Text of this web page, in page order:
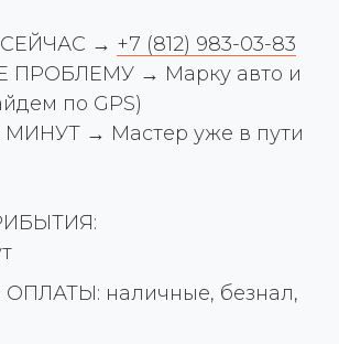
СЕЙЧАС → +7 (812) 983-03-83
ПРОБЛЕМУ → Марку авто и
по GPS)
МИНУТ → Мастер уже в пути
наличные, безнал,